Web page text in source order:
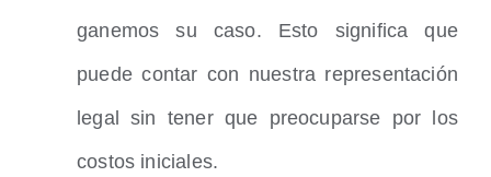
ganemos su caso. Esto significa que
puede contar con nuestra representación
legal sin tener que preocuparse por los
costos iniciales.